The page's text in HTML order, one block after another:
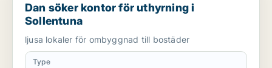
Dan söker kontor för uthyrning i
Sollentuna
ljusa lokaler för ombyggnad till bostäder
Type